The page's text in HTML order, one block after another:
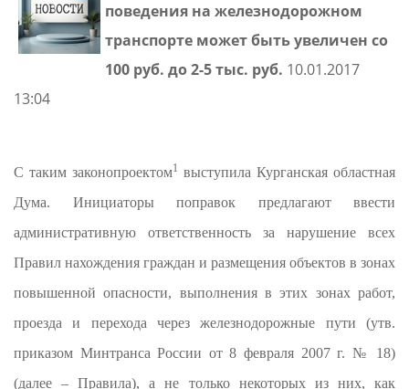
поведения на железнодорожном
транспорте может быть увеличен со
100 руб. до 2-5 тыс. руб. 10.01.2017
13:04
С таким законопроектом1 выступила Курганская областная
Дума. Инициаторы поправок предлагают ввести
административную ответственность за нарушение всех
Правил нахождения граждан и размещения объектов в зонах
повышенной опасности, выполнения в этих зонах работ,
проезда и перехода через железнодорожные пути (утв.
приказом Минтранса России от 8 февраля 2007 г. № 18)
(далее – Правила), а не только некоторых из них, как